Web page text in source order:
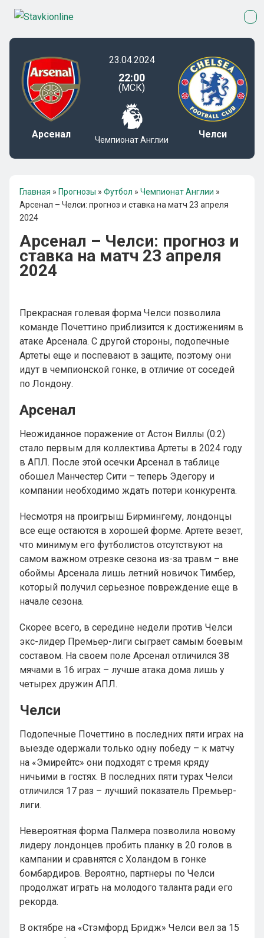
Арсенал
23.04.2024
22:00
(МСК)
Чемпионат Англии Челси
Главная » Прогнозы » Футбол » Чемпионат Англии »
Арсенал – Челси: прогноз и ставка на матч 23 апреля
2024
Арсенал – Челси: прогноз и
ставка на матч 23 апреля
2024
Прекрасная голевая форма Челси позволила
команде Почеттино приблизится к достижениям в
атаке Арсенала. С другой стороны, подопечные
Артеты еще и поспевают в защите, поэтому они
идут в чемпионской гонке, в отличие от соседей
по Лондону.
Арсенал
Неожиданное поражение от Астон Виллы (0:2)
стало первым для коллектива Артеты в 2024 году
в АПЛ. После этой осечки Арсенал в таблице
обошел Манчестер Сити – теперь Эдегору и
компании необходимо ждать потери конкурента.
Несмотря на проигрыш Бирмингему, лондонцы
все еще остаются в хорошей форме. Артете везет,
что минимум его футболистов отсутствуют на
самом важном отрезке сезона из-за травм – вне
обоймы Арсенала лишь летний новичок Тимбер,
который получил серьезное повреждение еще в
начале сезона.
Скорее всего, в середине недели против Челси
экс-лидер Премьер-лиги сыграет самым боевым
составом. На своем поле Арсенал отличился 38
мячами в 16 играх – лучше атака дома лишь у
четырех дружин АПЛ.
Челси
Подопечные Почеттино в последних пяти играх на
выезде одержали только одну победу – к матчу
на «Эмирейтс» они подходят с тремя кряду
ничьими в гостях. В последних пяти турах Челси
отличился 17 раз – лучший показатель Премьер-
лиги.
Невероятная форма Палмера позволила новому
лидеру лондонцев пробить планку в 20 голов в
кампании и сравнятся с Холандом в гонке
бомбардиров. Вероятно, партнеры по Челси
продолжат играть на молодого таланта ради его
рекорда.
В октябре на «Стэмфорд Бридж» Челси вел за 15